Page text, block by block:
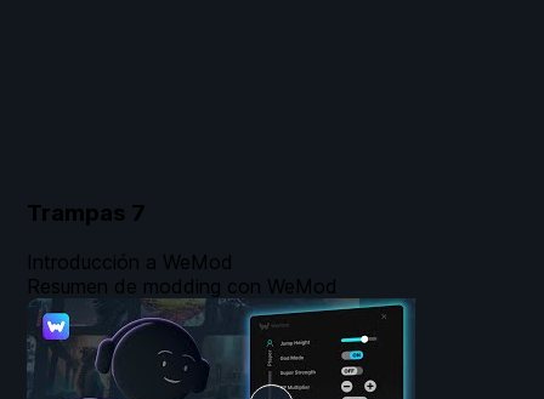
Trampas 7
Introducción a WeMod
Resumen de modding con WeMod